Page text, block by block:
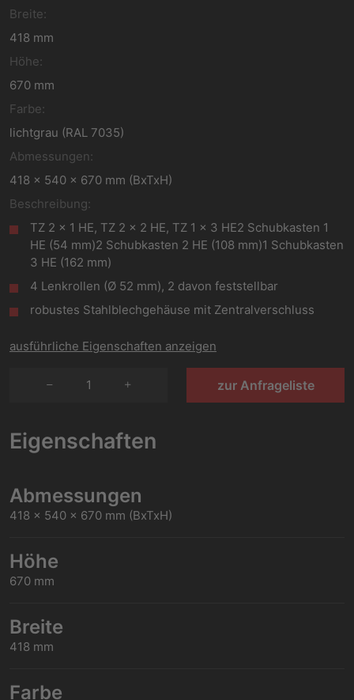
Breite:
418 mm
Höhe:
670 mm
Farbe:
lichtgrau (RAL 7035)
Abmessungen:
418 x 540 x 670 mm (BxTxH)
Beschreibung:
TZ 2 x 1 HE, TZ 2 x 2 HE, TZ 1 x 3 HE2 Schubkasten 1
HE (54 mm)2 Schubkasten 2 HE (108 mm)1 Schubkasten
3 HE (162 mm)
4 Lenkrollen (Ø 52 mm), 2 davon feststellbar
robustes Stahlblechgehäuse mit Zentralverschluss
ausführliche Eigenschaften anzeigen
1 zur Anfrageliste
Eigenschaften
Abmessungen
418 x 540 x 670 mm (BxTxH)
Höhe
670 mm
Breite
418 mm
Farbe